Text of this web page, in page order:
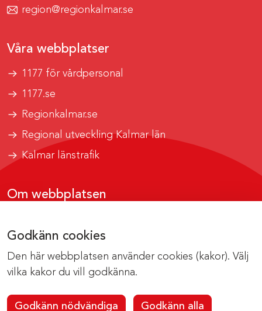
Godkänn cookies
Den här webbplatsen använder cookies (kakor). Välj
vilka kakor du vill godkänna.
Godkänn nödvändiga Godkänn alla
region@regionkalmar.se
Våra webbplatser
1177 för vårdpersonal
1177.se
Regionkalmar.se
Regional utveckling Kalmar län
Kalmar länstrafik
Om webbplatsen
Om cookies
Kontakta webbredaktionen